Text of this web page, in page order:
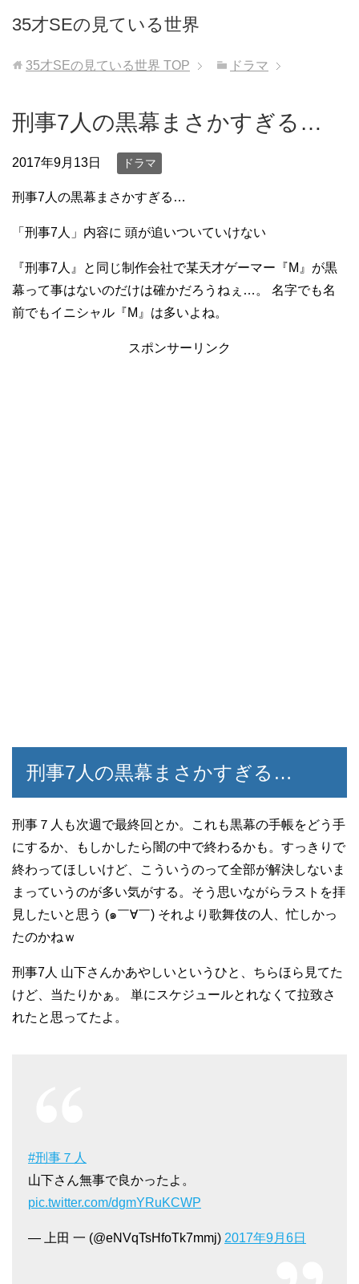
35才SEの見ている世界
35才SEの見ている世界 TOP ドラマ
刑事7人の黒幕まさかすぎる…
2017年9月13日 ドラマ
刑事7人の黒幕まさかすぎる…
「刑事7人」内容に 頭が追いついていけない
『刑事7人』と同じ制作会社で某天才ゲーマー『M』が黒
幕って事はないのだけは確かだろうねぇ…。 名字でも名
前でもイニシャル『M』は多いよね。
スポンサーリンク
刑事7人の黒幕まさかすぎる…
刑事７人も次週で最終回とか。これも黒幕の手帳をどう手
にするか、もしかしたら闇の中で終わるかも。すっきりで
終わってほしいけど、こういうのって全部が解決しないま
まっていうのが多い気がする。そう思いながらラストを拝
見したいと思う (๑￣∀￣) それより歌舞伎の人、忙しかっ
たのかねｗ
刑事7人 山下さんかあやしいというひと、ちらほら見てた
けど、当たりかぁ。 単にスケジュールとれなくて拉致さ
れたと思ってたよ。
#刑事７人
山下さん無事で良かったよ。
pic.twitter.com/dgmYRuKCWP
— 上田 一 (@eNVqTsHfoTk7mmj) 2017年9月6日